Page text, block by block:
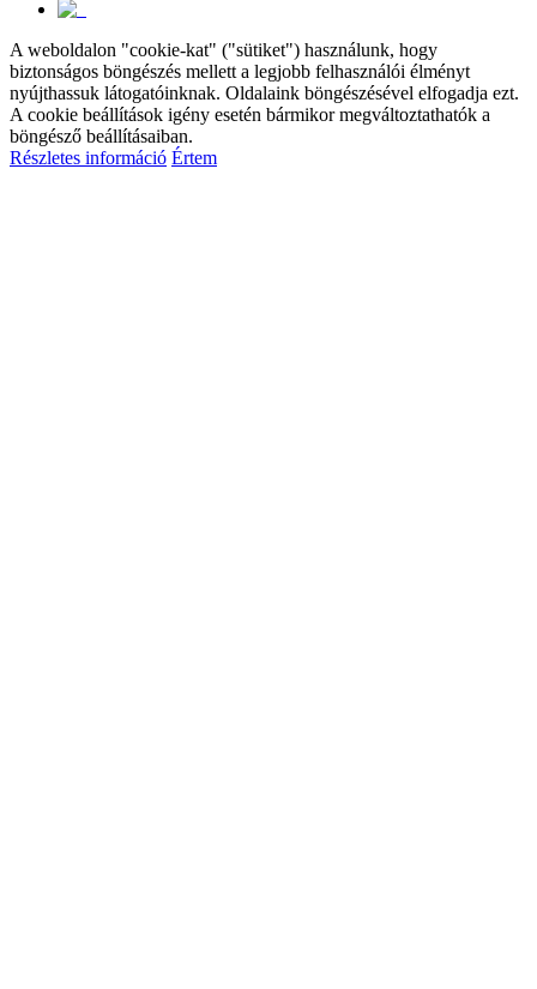
A weboldalon "cookie-kat" ("sütiket") használunk, hogy
biztonságos böngészés mellett a legjobb felhasználói élményt
nyújthassuk látogatóinknak. Oldalaink böngészésével elfogadja ezt.
A cookie beállítások igény esetén bármikor megváltoztathatók a
böngésző beállításaiban.
Részletes információ Értem